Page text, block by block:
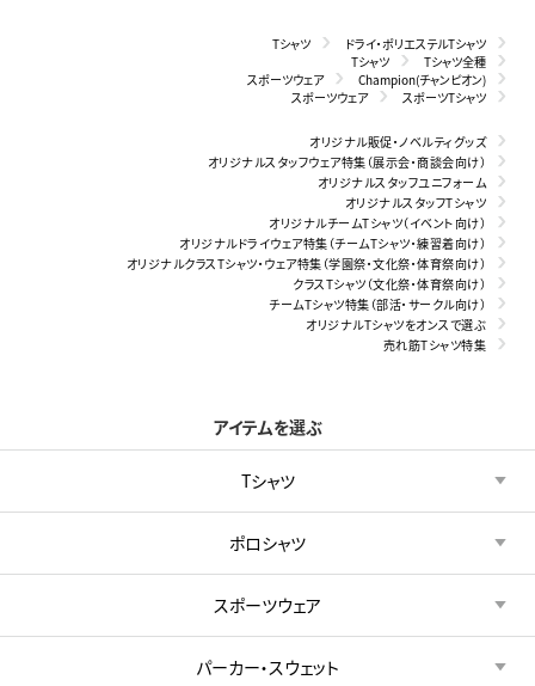
Tシャツ
ドライ・ポリエステルTシャツ
Tシャツ
Tシャツ全種
スポーツウェア
Champion(チャンピオン)
スポーツウェア
スポーツTシャツ
オリジナル販促・ノベルティグッズ
オリジナルスタッフウェア特集（展示会・商談会向け）
オリジナルスタッフユニフォーム
オリジナルスタッフTシャツ
オリジナルチームTシャツ（イベント向け）
オリジナルドライウェア特集（チームTシャツ・練習着向け）
オリジナルクラスTシャツ・ウェア特集（学園祭・文化祭・体育祭向け）
クラスTシャツ（文化祭・体育祭向け）
チームTシャツ特集（部活・サークル向け）
オリジナルTシャツをオンスで選ぶ
売れ筋Tシャツ特集
アイテムを選ぶ
Tシャツ
ポロシャツ
スポーツウェア
パーカー・スウェット